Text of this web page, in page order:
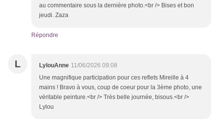
au commentaire sous la dernière photo.<br /> Bises et bon
jeudi. Zaza
Répondre
L LylouAnne 11/06/2026 09:08
Une magnifique participation pour ces reflets Mireille à 4
mains ! Bravo à vous, coup de coeur pour la 3ème photo, une
véritable peinture.<br /> Très belle journée, bisous.<br />
Lylou